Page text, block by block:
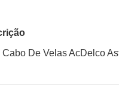
Cabo De Velas AcDelco